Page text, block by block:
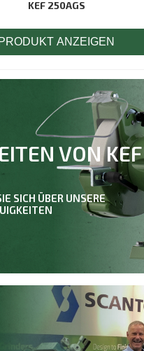
KEF 250AGS
PRODUKT ANZEIGEN
VON KEF
SICH ÜBER UNSERE